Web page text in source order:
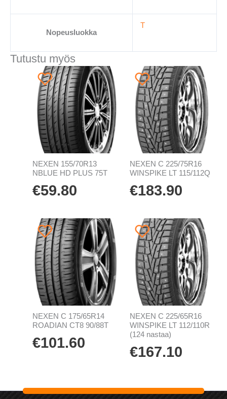
Nopeusluokka
T
Tutustu myös
NEXEN 155/70R13
NBLUE HD PLUS 75T
€59.80
NEXEN C 225/75R16
WINSPIKE LT 115/112Q
€183.90
NEXEN C 175/65R14
ROADIAN CT8 90/88T
€101.60
NEXEN C 225/65R16
WINSPIKE LT 112/110R
(124 nastaa)
€167.10